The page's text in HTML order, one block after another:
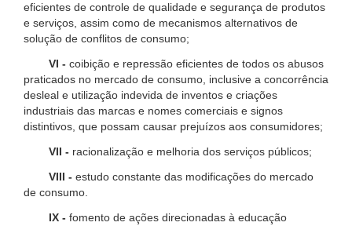
eficientes de controle de qualidade e segurança de produtos
e serviços, assim como de mecanismos alternativos de
solução de conflitos de consumo;
VI - coibição e repressão eficientes de todos os abusos
praticados no mercado de consumo, inclusive a concorrência
desleal e utilização indevida de inventos e criações
industriais das marcas e nomes comerciais e signos
distintivos, que possam causar prejuízos aos consumidores;
VII - racionalização e melhoria dos serviços públicos;
VIII - estudo constante das modificações do mercado
de consumo.
IX - fomento de ações direcionadas à educação